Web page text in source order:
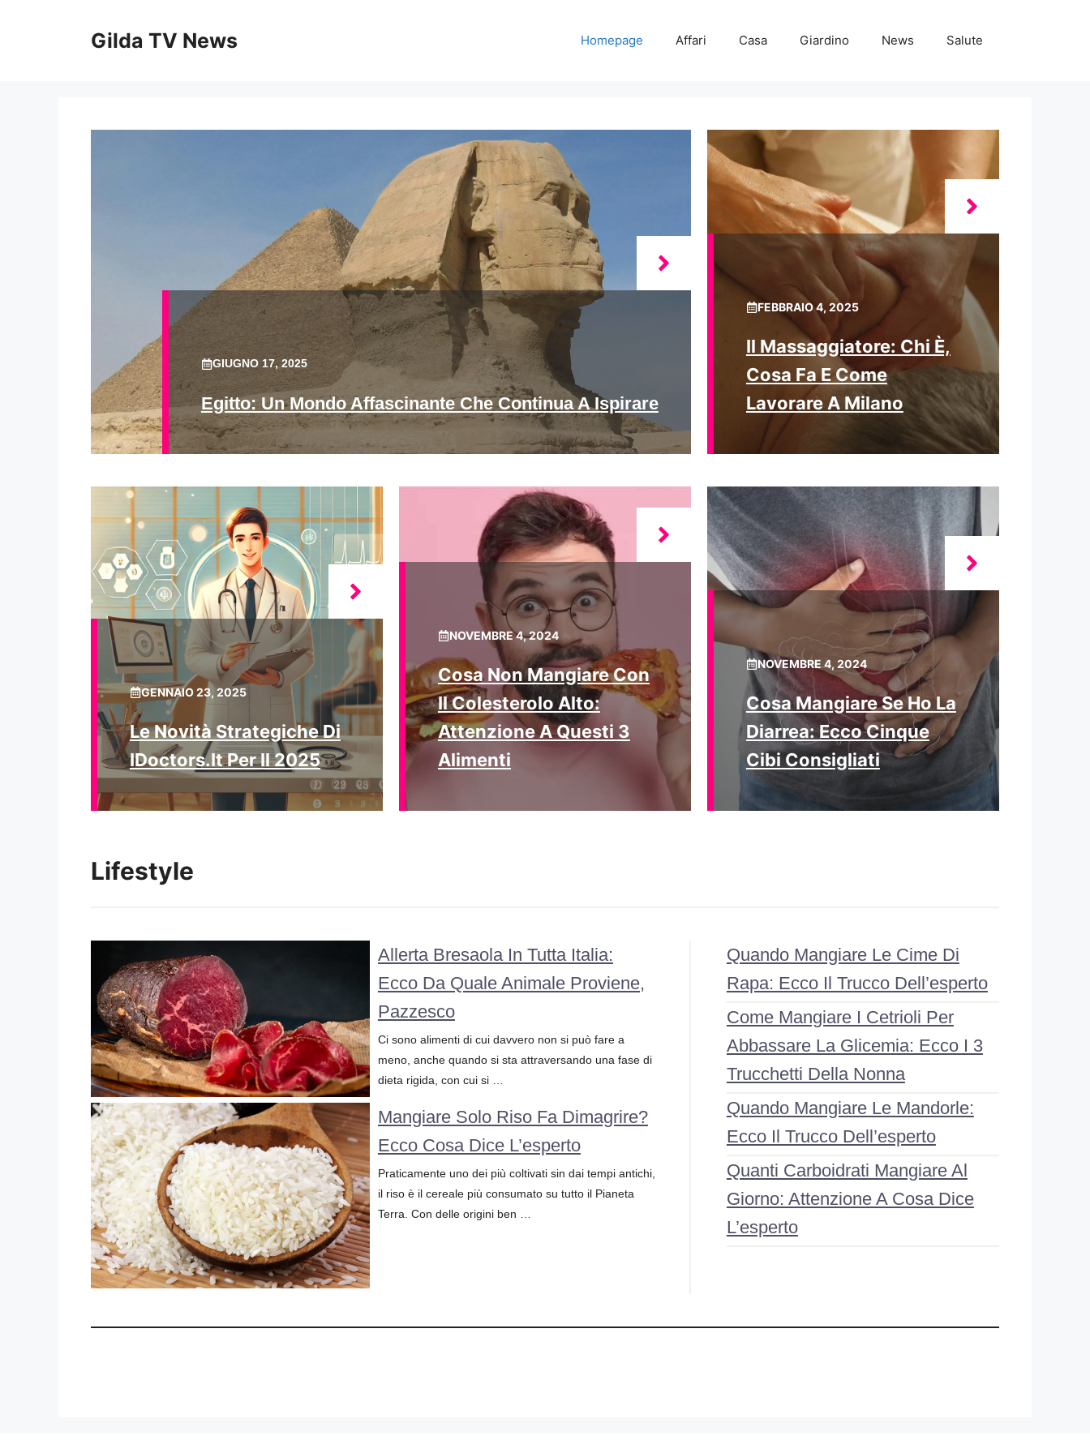
Gilda TV News Homepage Affari Casa Giardino News Salute
GIUGNO 17, 2025
Egitto: Un Mondo Affascinante Che Continua A Ispirare
FEBBRAIO 4, 2025
Il Massaggiatore: Chi È,
Cosa Fa E Come
Lavorare A Milano
GENNAIO 23, 2025
Le Novità Strategiche Di
IDoctors.it Per Il 2025
NOVEMBRE 4, 2024
Cosa Non Mangiare Con
Il Colesterolo Alto:
Attenzione A Questi 3
Alimenti
NOVEMBRE 4, 2024
Cosa Mangiare Se Ho La
Diarrea: Ecco Cinque
Cibi Consigliati
Lifestyle
Allerta Bresaola In Tutta Italia:
Ecco Da Quale Animale Proviene,
Pazzesco
Ci sono alimenti di cui davvero non si può fare a
meno, anche quando si sta attraversando una fase di
dieta rigida, con cui si …
Mangiare Solo Riso Fa Dimagrire?
Ecco Cosa Dice L’esperto
Praticamente uno dei più coltivati sin dai tempi antichi,
il riso è il cereale più consumato su tutto il Pianeta
Terra. Con delle origini ben …
Quando Mangiare Le Cime Di
Rapa: Ecco Il Trucco Dell’esperto
Come Mangiare I Cetrioli Per
Abbassare La Glicemia: Ecco I 3
Trucchetti Della Nonna
Quando Mangiare Le Mandorle:
Ecco Il Trucco Dell’esperto
Quanti Carboidrati Mangiare Al
Giorno: Attenzione A Cosa Dice
L’esperto